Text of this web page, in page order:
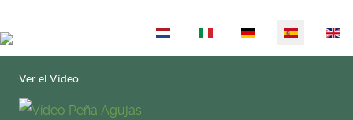
Seleccione su idioma
Ver el Vídeo